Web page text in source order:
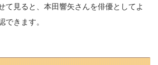
て見ると、本田響矢さんを俳優としてよ
できます。